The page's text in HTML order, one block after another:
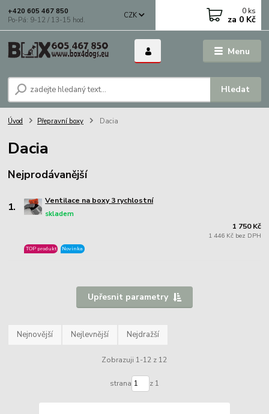
Menu
CZK
Hledat
+420 605 467 850
Po-Pá: 9-12 / 13-15 hod.
0 ks
za 0 Kč
Úvod Přepravní boxy Dacia
Dacia
Nejprodávanější
1. Ventilace na boxy 3 rychlostní
skladem
TOP produkt Novinka
1 750 Kč
1 446 Kč bez DPH
Upřesnit parametry
Nejnovější Nejlevnější Nejdražší
Zobrazuji 1-12 z 12
strana z 1